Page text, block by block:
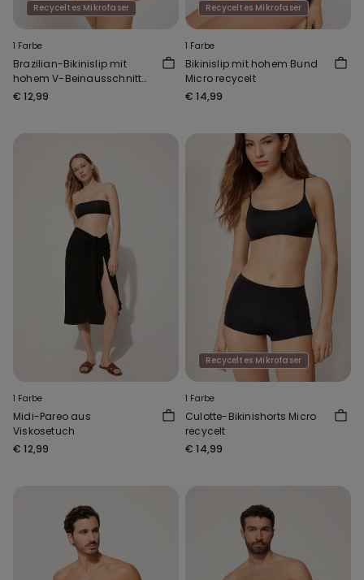
Recyceltes Mikrofaser
1 Farbe
Brazilian-Bikinislip mit
hohem V-Beinausschnitt
Micro recycelt
€ 12,99
Recyceltes Mikrofaser
1 Farbe
Bikinislip mit hohem Bund
Micro recycelt
€ 14,99
1 Farbe
Midi-Pareo aus
Viskosetuch
€ 12,99
Recyceltes Mikrofaser
1 Farbe
Culotte-Bikinishorts Micro
recycelt
€ 14,99